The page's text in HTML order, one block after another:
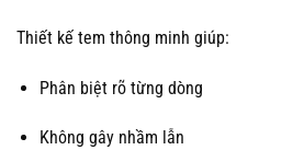
Thiết kế tem thông minh giúp:
Phân biệt rõ từng dòng
Không gây nhầm lẫn